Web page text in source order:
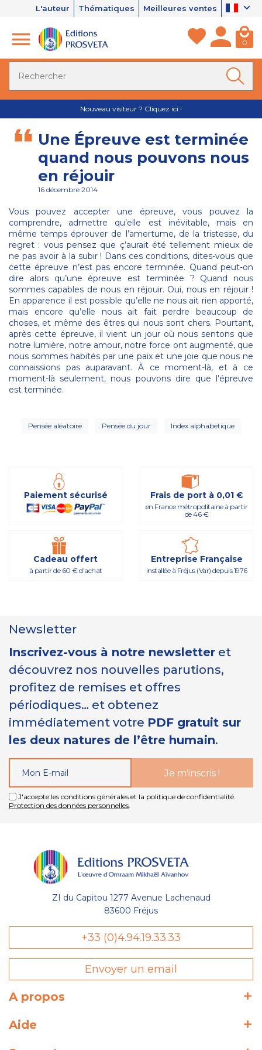
L'auteur Thématiques Meilleures ventes
0
Nouveau visiteur ? Cliquez ici !
Une Épreuve est terminée
quand nous pouvons nous
en réjouir
16 décembre 2014
Vous pouvez accepter une épreuve, vous pouvez la
comprendre, admettre qu’elle est inévitable, mais en
même temps éprouver de l’amertume, de la tristesse, du
regret : vous pensez que ç’aurait été tellement mieux de
ne pas avoir à la subir ! Dans ces conditions, dites-vous que
cette épreuve n’est pas encore terminée. Quand peut-on
dire alors qu’une épreuve est terminée ? Quand nous
sommes capables de nous en réjouir. Oui, nous en réjouir !
En apparence il est possible qu’elle ne nous ait rien apporté,
mais encore qu’elle nous ait fait perdre beaucoup de
choses, et même des êtres qui nous sont chers. Pourtant,
après cette épreuve, il vient un jour où nous sentons que
notre lumière, notre amour, notre force ont augmenté, que
nous sommes habités par une paix et une joie que nous ne
connaissions pas auparavant. À ce moment-là, et à ce
moment-là seulement, nous pouvons dire que l’épreuve
est terminée.
Pensée aléatoire Pensée du jour Index alphabétique
Paiement sécurisé Frais de port à 0,01 €
en France métropolitaine à partir
de 46 €
Cadeau offert
à partir de 60 € d'achat
Entreprise Française
installée à Fréjus (Var) depuis 1976
Newsletter
Inscrivez-vous à notre newsletter et
découvrez nos nouvelles parutions,
profitez de remises et offres
périodiques… et obtenez
immédiatement votre PDF gratuit sur
les deux natures de l’être humain.
J'accepte les conditions générales et la politique de confidentialité.
Protection des données personnelles.
ZI du Capitou 1277 Avenue Lachenaud
83600 Fréjus
+33 (0)4.94.19.33.33
Envoyer un email
A propos
Aide